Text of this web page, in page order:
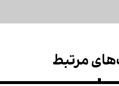
مرتبط